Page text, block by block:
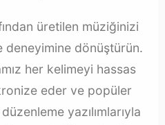
üretilen müziğinizi
dönüştürün.
her kelimeyi hassas
eder ve popüler
yazılımlarıyla